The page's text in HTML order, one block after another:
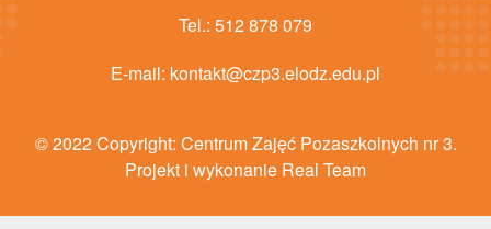
Tel.: 512 878 079
E-mail: kontakt@czp3.elodz.edu.pl
© 2022 Copyright: Centrum Zajęć Pozaszkolnych nr 3.
Projekt i wykonanie Real Team